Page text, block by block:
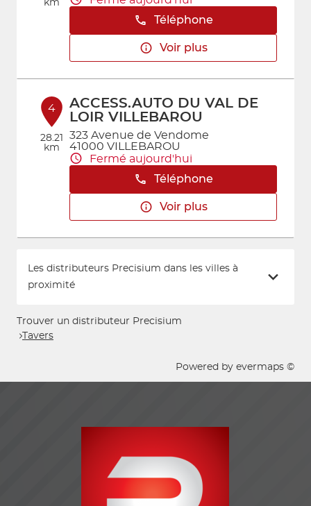
km
Téléphone
Voir plus
4
28.21
km
ACCESS.AUTO DU VAL DE
LOIR VILLEBAROU
323 Avenue de Vendome
41000 VILLEBAROU
Fermé aujourd'hui
Téléphone
Voir plus
Les distributeurs Precisium dans les villes à
proximité
Trouver un distributeur Precisium
Tavers
Powered by evermaps ©